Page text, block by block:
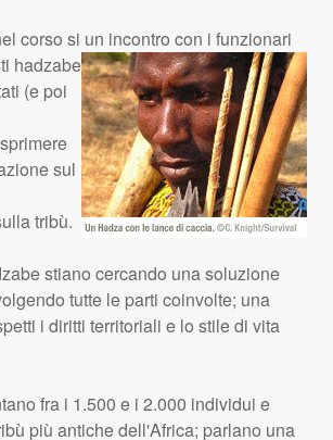
corso si un incontro con i funzionari
hadzabe
(e poi
sul
tribù.
stiano cercando una soluzione
tutte le parti coinvolte; una
i diritti territoriali e lo stile di vita
fra i 1.500 e i 2.000 individui e
più antiche dell'Africa; parlano una